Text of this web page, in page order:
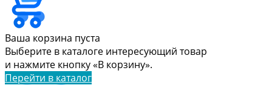
Ваша корзина пуста
Выберите в каталоге интересующий товар
и нажмите кнопку «В корзину».
Перейти в каталог